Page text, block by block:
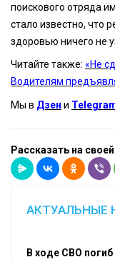
поискового отряда
стало известно, что
здоровью ничего не
Читайте также: «Не
Водителям
Мы в Дзен и
Рассказать на
АКТУАЛЬНЫЕ
В ходе СВО